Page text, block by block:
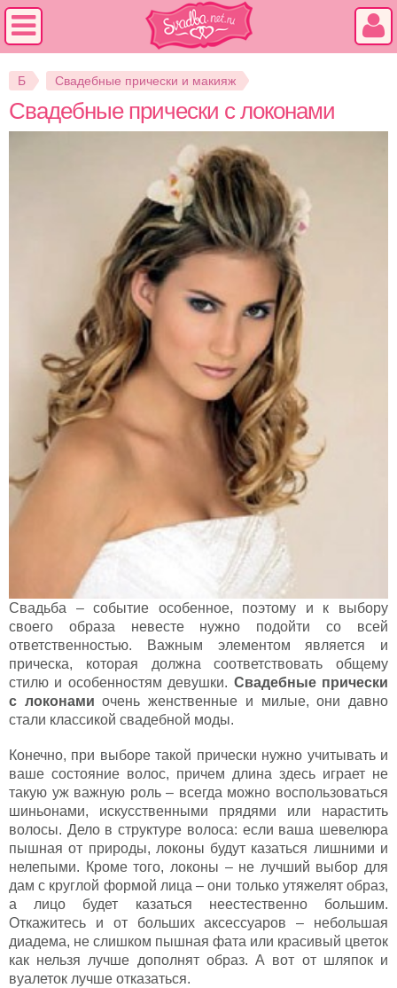
Б Свадебные прически и макияж
Свадебные прически с локонами
Свадьба – событие особенное, поэтому и к выбору
своего образа невесте нужно подойти со всей
ответственностью. Важным элементом является и
прическа, которая должна соответствовать общему
стилю и особенностям девушки. Свадебные прически
с локонами очень женственные и милые, они давно
стали классикой свадебной моды.
Конечно, при выборе такой прически нужно учитывать и
ваше состояние волос, причем длина здесь играет не
такую уж важную роль – всегда можно воспользоваться
шиньонами, искусственными прядями или нарастить
волосы. Дело в структуре волоса: если ваша шевелюра
пышная от природы, локоны будут казаться лишними и
нелепыми. Кроме того, локоны – не лучший выбор для
дам с круглой формой лица – они только утяжелят образ,
а лицо будет казаться неестественно большим.
Откажитесь и от больших аксессуаров – небольшая
диадема, не слишком пышная фата или красивый цветок
как нельзя лучше дополнят образ. А вот от шляпок и
вуалеток лучше отказаться.